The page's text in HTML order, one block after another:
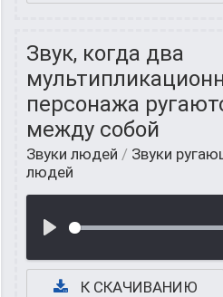
Звук, когда два
персонажа
между собой
Звуки людей / Звуки
людей
К СКАЧИВАНИЮ